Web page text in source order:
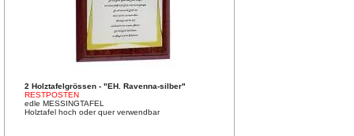
2 Holztafelgrössen - "EH. Ravenna-silber"
RESTPOSTEN
edle MESSINGTAFEL
Holztafel hoch oder quer verwendbar